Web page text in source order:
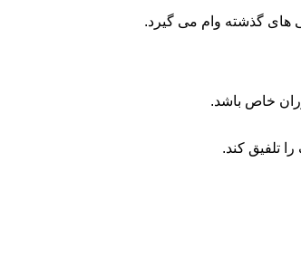
‌های گذشته وام می ‌گیرد.